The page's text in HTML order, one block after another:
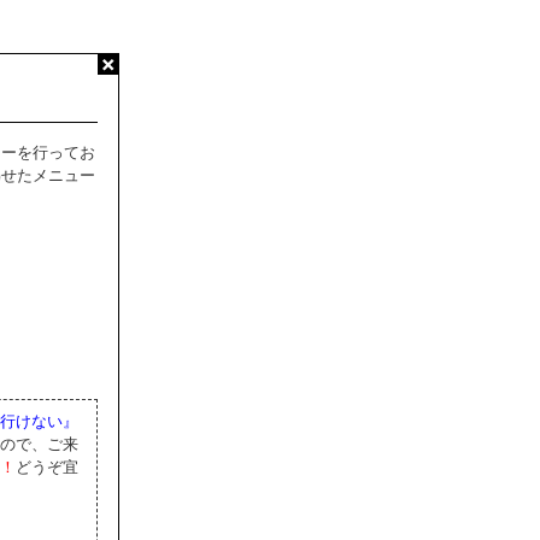
を行ってお
たメニュー
けない』
で、ご来
どうぞ宜